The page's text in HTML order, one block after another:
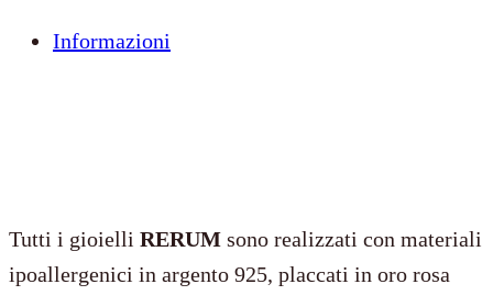
RoccaInformazioni
Tutti i gioielli RERUM sono realizzati con materiali
ipoallergenici in argento 925, placcati in oro rosa